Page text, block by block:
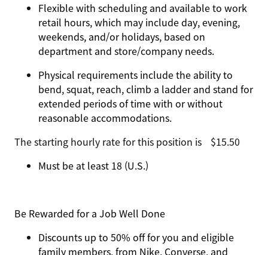
Flexible with scheduling and available to work
retail hours, which may include day, evening,
weekends, and/or holidays, based on
department and store/company needs.
Physical requirements include the ability to
bend, squat, reach, climb a ladder and stand for
extended periods of time with or without
reasonable accommodations.
The starting hourly rate for this position isㅤ$15.50
Must be at least 18 (U.S.)
Be Rewarded for a Job Well Done
Discounts up to 50% off for you and eligible
family members, from Nike, Converse, and